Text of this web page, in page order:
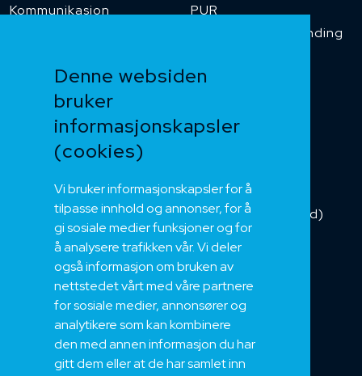
Denne websiden
bruker
informasjonskapsler
(cookies)
Vi bruker informasjonskapsler for å
tilpasse innhold og annonser, for å
gi sosiale medier funksjoner og for
å analysere trafikken vår. Vi deler
også informasjon om bruken av
nettstedet vårt med våre partnere
for sosiale medier, annonsører og
analytikere som kan kombinere
den med annen informasjon du har
gitt dem eller at de har samlet inn
Kommunikasjon
PUR
Temperaturbestanding
Heis og kran
Kategorikabel
Installasjonskabel
Kombikabel (Hybrid)
DNV sertifisert
Tilbehør
Om oss
Bærekraft og Åpenhet
Jobb hos oss